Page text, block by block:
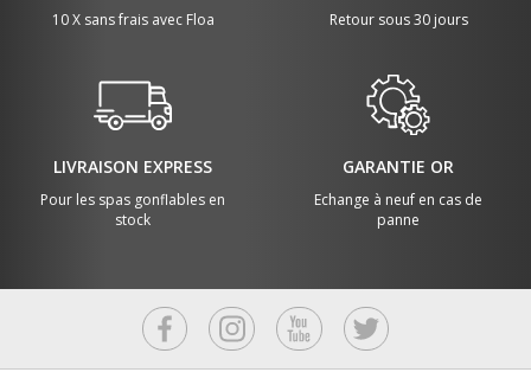
10 X sans frais avec Floa Retour sous 30 jours
LIVRAISON EXPRESS
Pour les spas gonflables en
stock
GARANTIE OR
Echange à neuf en cas de
panne